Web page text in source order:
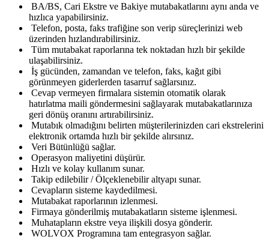
BA/BS, Cari Ekstre ve Bakiye mutabakatlarını aynı anda ve
hızlıca yapabilirsiniz.
Telefon, posta, faks trafiğine son verip süreçlerinizi web
üzerinden hızlandırabilirsiniz.
Tüm mutabakat raporlarına tek noktadan hızlı bir şekilde
ulaşabilirsiniz.
İş gücünden, zamandan ve telefon, faks, kağıt gibi
görünmeyen giderlerden tasarruf sağlarsınız.
Cevap vermeyen firmalara sistemin otomatik olarak
hatırlatma maili göndermesini sağlayarak mutabakatlarınıza
geri dönüş oranını artırabilirsiniz.
Mutabık olmadığını belirten müşterilerinizden cari ekstrelerini
elektronik ortamda hızlı bir şekilde alırsınız.
Veri Bütünlüğü sağlar.
Operasyon maliyetini düşürür.
Hızlı ve kolay kullanım sunar.
Takip edilebilir / Ölçeklenebilir altyapı sunar.
Cevapların sisteme kaydedilmesi.
Mutabakat raporlarının izlenmesi.
Firmaya gönderilmiş mutabakatların sisteme işlenmesi.
Muhatapların ekstre veya ilişkili dosya gönderir.
WOLVOX Programına tam entegrasyon sağlar.